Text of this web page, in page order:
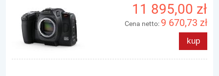
11 895,00 zł
Cena netto: 9 670,73 zł
kup